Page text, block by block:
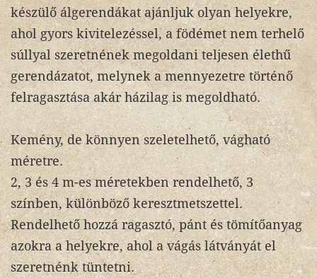
készülő álgerendákat ajánljuk olyan helyekre,
ahol gyors kivitelezéssel, a födémet nem terhelő
súllyal szeretnének megoldani teljesen élethű
gerendázatot, melynek a mennyezetre történő
felragasztása akár házilag is megoldható.
Kemény, de könnyen szeletelhető, vágható
méretre.
2, 3 és 4 m-es méretekben rendelhető, 3
színben, különböző keresztmetszettel.
Rendelhető hozzá ragasztó, pánt és tömítőanyag
azokra a helyekre, ahol a vágás látványát el
szeretnénk tüntetni.